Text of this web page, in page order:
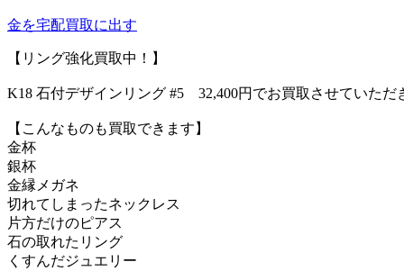
金を宅配買取に出す
【リング強化買取中！】
K18 石付デザインリング #5 32,400円でお買取させていただ
【こんなものも買取できます】
金杯
銀杯
金縁メガネ
切れてしまったネックレス
片方だけのピアス
石の取れたリング
くすんだジュエリー